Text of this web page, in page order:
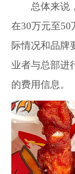
总体来说，
在30万元至50
际情况和品牌
业者与总部进
的费用信息。